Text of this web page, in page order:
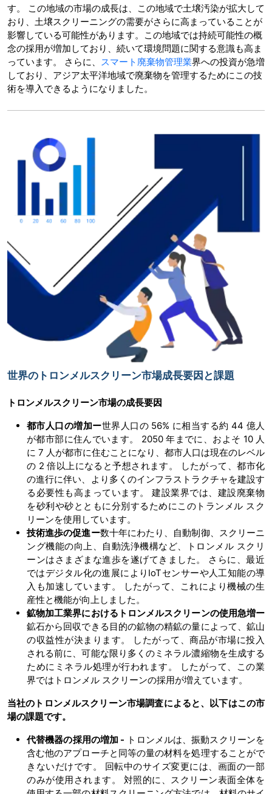
す。 この地域の市場の成長は、この地域で土壌汚染が拡大して
おり、土壌スクリーニングの需要がさらに高まっていることが
影響している可能性があります。この地域では持続可能性の概
念の採用が増加しており、続いて環境問題に関する意識も高ま
っています。 さらに、 スマート廃棄物管理業界への投資が急増
しており、アジア太平洋地域で廃棄物を管理するためにこの技
術を導入できるようになりました。
世界のトロンメルスクリーン市場成長要因と課題
トロンメルスクリーン市場の成長要因
都市人口の増加ー世界人口の 56% に相当する約 44 億人
が都市部に住んでいます。 2050 年までに、およそ 10 人
に 7 人が都市に住むことになり、都市人口は現在のレベル
の 2 倍以上になると予想されます。 したがって、都市化
の進行に伴い、より多くのインフラストラクチャを建設す
る必要性も高まっています。 建設業界では、建設廃棄物
を砂利や砂とともに分別するためにこのトランメル スク
リーンを使用しています。
技術進歩の促進ー数十年にわたり、自動制御、スクリーニ
ング機能の向上、自動洗浄機構など、トロンメル スクリ
ーンはさまざまな進歩を遂げてきました。 さらに、最近
ではデジタル化の進展によりIoTセンサーや人工知能の導
入も加速しています。 したがって、これにより機械の生
産性と機能が向上しました。
鉱物加工業界におけるトロンメルスクリーンの使用急増ー
鉱石から回収できる目的の鉱物の精鉱の量によって、鉱山
の収益性が決まります。 したがって、商品が市場に投入
される前に、可能な限り多くのミネラル濃縮物を生成する
ためにミネラル処理が行われます。 したがって、この業
界ではトロンメル スクリーンの採用が増えています。
当社の トロンメルスクリーン市場調査によると、以下はこの市
場の課題です。
代替機器の採用の増加 - トロンメルは、振動スクリーンを
含む他のアプローチと同等の量の材料を処理することがで
きないだけです。 回転中のサイズ変更には、画面の一部
のみが使用されます。 対照的に、スクリーン表面全体を